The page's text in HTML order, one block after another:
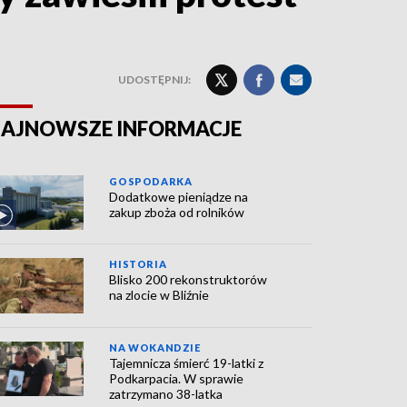
UDOSTĘPNIJ:
INFORMACJE
GOSPODARKA
Dodatkowe pieniądze na
zakup zboża od rolników
HISTORIA
Blisko 200 rekonstruktorów
na zlocie w Bliźnie
NA WOKANDZIE
Tajemnicza śmierć 19-latki z
Podkarpacia. W sprawie
zatrzymano 38-latka